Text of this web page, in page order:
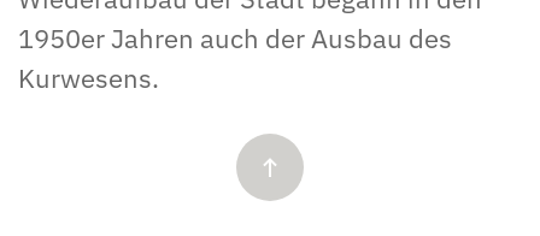
1950er Jahren auch der Ausbau des
Kurwesens.